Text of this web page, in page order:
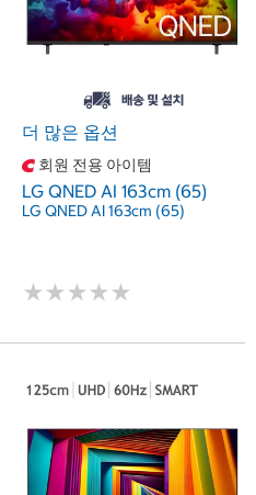
더 많은 옵션
회원 전용 아이템
LG QNED AI 163cm (65)
LG QNED AI 163cm (65)
★★★★★
★★★★★